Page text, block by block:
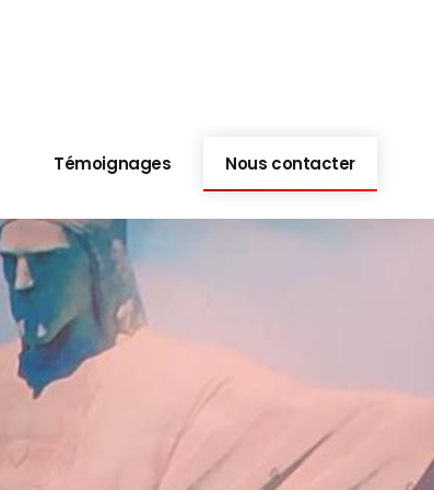
Témoignages Nous contacter